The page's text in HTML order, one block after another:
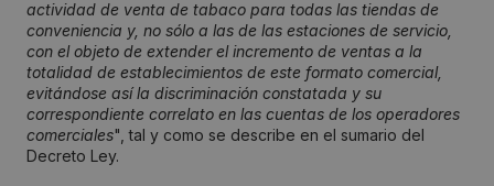
actividad de venta de tabaco para todas las tiendas de
conveniencia y, no sólo a las de las estaciones de servicio,
con el objeto de extender el incremento de ventas a la
totalidad de establecimientos de este formato comercial,
evitándose así la discriminación constatada y su
correspondiente correlato en las cuentas de los operadores
comerciales", tal y como se describe en el sumario del
Decreto Ley.